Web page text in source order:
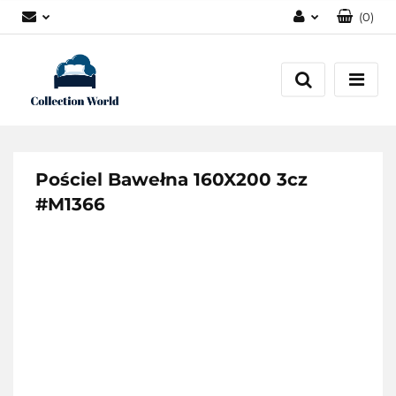
Zarejestruj się
(0)
Pościel Bawełna 160X200 3cz
#M1366